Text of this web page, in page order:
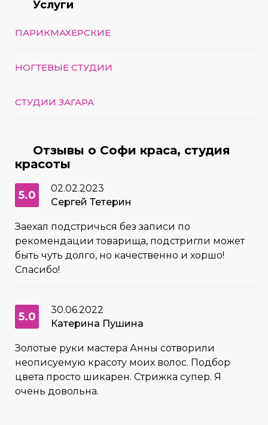
Услуги
ПАРИКМАХЕРСКИЕ
НОГТЕВЫЕ СТУДИИ
СТУДИИ ЗАГАРА
Отзывы о Софи краса, студия
красоты
5.0
02.02.2023
Сергей Тетерин
Заехал подстричься без записи по
рекомендации товарища, подстригли может
быть чуть долго, но качественно и хоршо!
Спасибо!
5.0
30.06.2022
Катерина Пушина
Золотые руки мастера Анны сотворили
неописуемую красоту моих волос. Подбор
цвета просто шикарен. Стрижка супер. Я
очень довольна.